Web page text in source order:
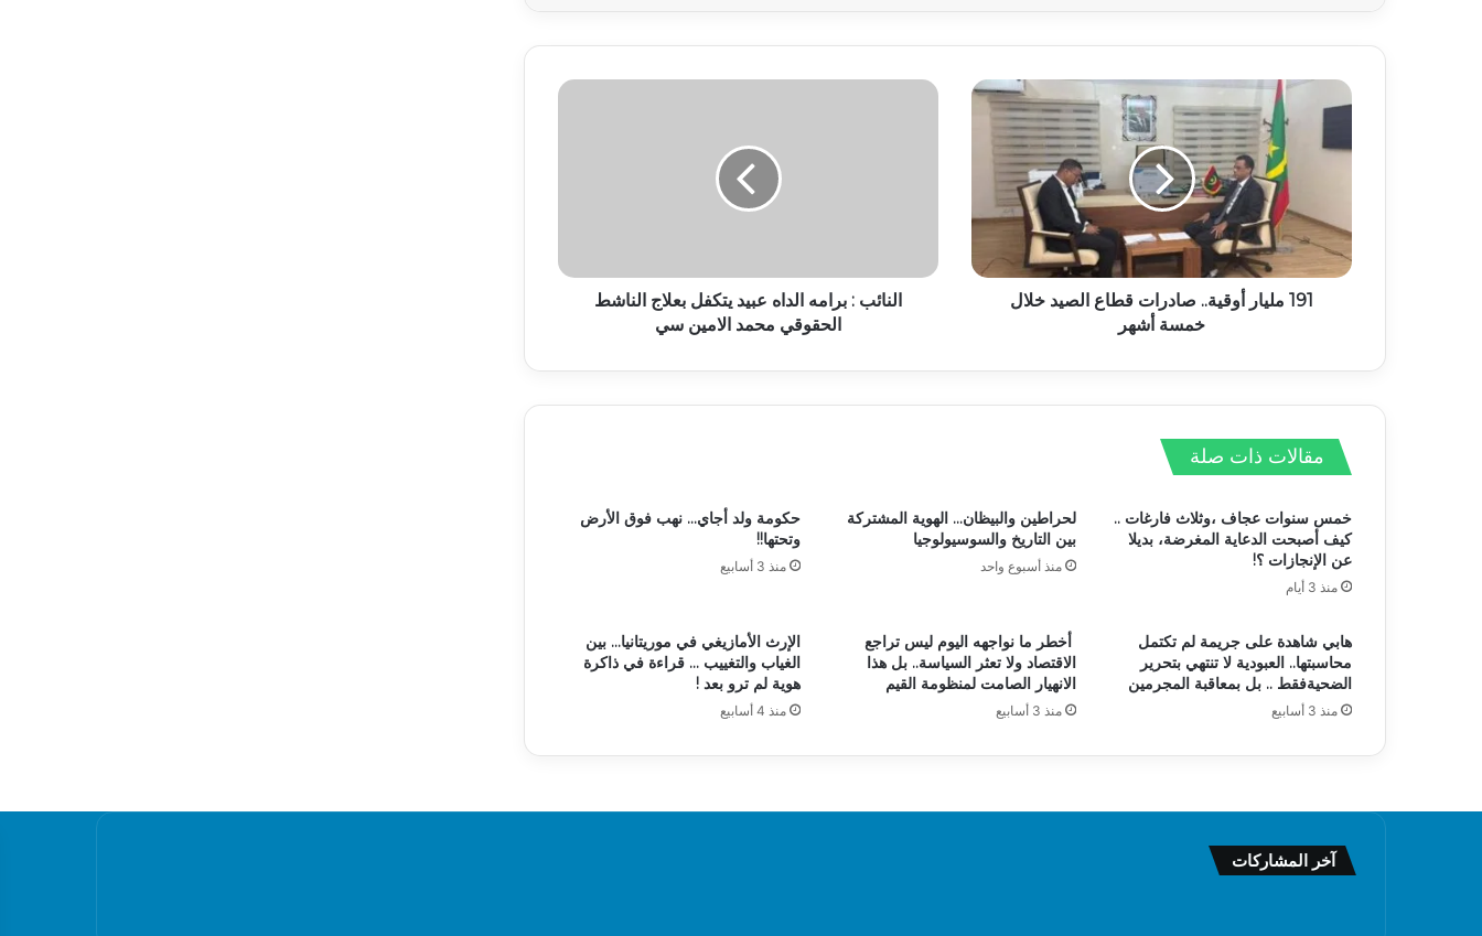
191 مليار أوقية.. صادرات قطاع الصيد خلال
خمسة أشهر
النائب : برامه الداه عبيد يتكفل بعلاج الناشط
الحقوقي محمد الامين سي
مقالات ذات صلة
خمس سنوات عجاف ،وثلاث فارغات ..
كيف أصبحت الدعاية المغرضة، بديلا
عن الإنجازات ؟!
منذ 3 أيام
لحراطين والبيظان… الهوية المشتركة
بين التاريخ والسوسيولوجيا
منذ أسبوع واحد
حكومة ولد أجاي… نهب فوق الأرض
وتحتها!!
منذ 3 أسابيع
هابي شاهدة على جريمة لم تكتمل
محاسبتها.. العبودية لا تنتهي بتحرير
الضحيةفقط .. بل بمعاقبة المجرمين
منذ 3 أسابيع
أخطر ما نواجهه اليوم ليس تراجع
الاقتصاد ولا تعثر السياسة.. بل هذا
الانهيار الصامت لمنظومة القيم
منذ 3 أسابيع
الإرث الأمازيغي في موريتانيا… بين
الغياب والتغييب … قراءة في ذاكرة
هوية لم ترو بعد !
منذ 4 أسابيع
آخر المشاركات